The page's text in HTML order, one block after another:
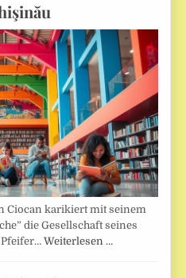
Ciocan karikiert mit seinem
die Gesellschaft seines
Pfeifer…Weiterlesen …